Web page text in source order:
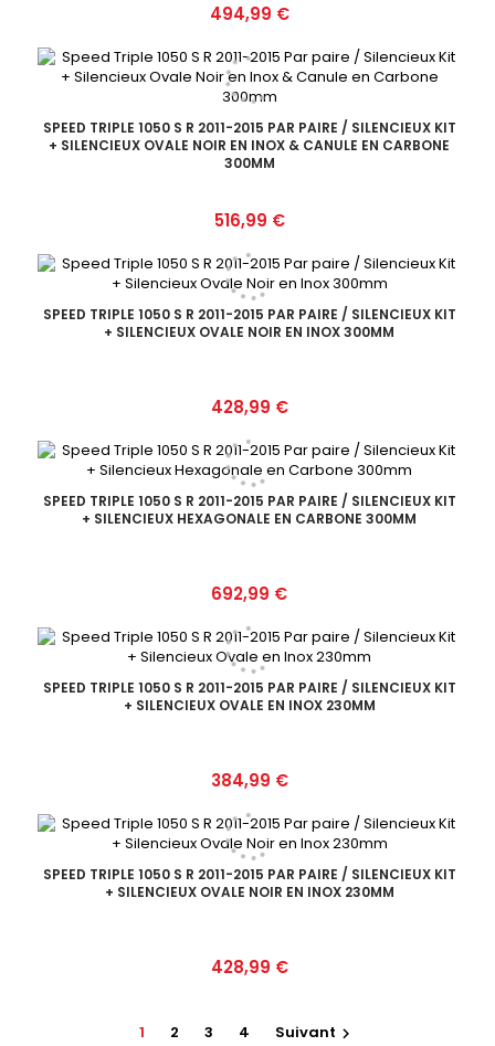
Prix
494,99 €
SPEED TRIPLE 1050 S R 2011-2015 PAR PAIRE / SILENCIEUX KIT
+ SILENCIEUX OVALE NOIR EN INOX & CANULE EN CARBONE
300MM
Prix
516,99 €
SPEED TRIPLE 1050 S R 2011-2015 PAR PAIRE / SILENCIEUX KIT
+ SILENCIEUX OVALE NOIR EN INOX 300MM
Prix
428,99 €
SPEED TRIPLE 1050 S R 2011-2015 PAR PAIRE / SILENCIEUX KIT
+ SILENCIEUX HEXAGONALE EN CARBONE 300MM
Prix
692,99 €
SPEED TRIPLE 1050 S R 2011-2015 PAR PAIRE / SILENCIEUX KIT
+ SILENCIEUX OVALE EN INOX 230MM
Prix
384,99 €
SPEED TRIPLE 1050 S R 2011-2015 PAR PAIRE / SILENCIEUX KIT
+ SILENCIEUX OVALE NOIR EN INOX 230MM
Prix
428,99 €
1 2 3 4 Suivant 